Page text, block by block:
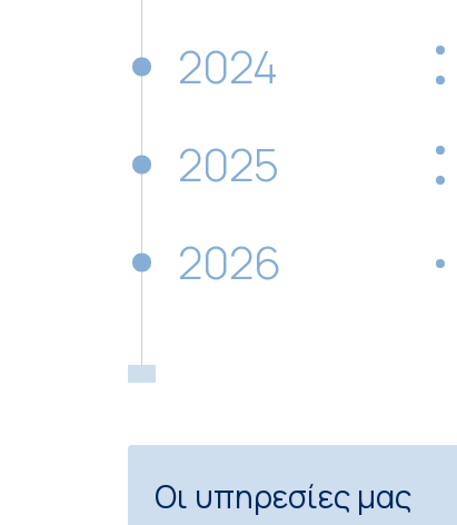
2024
2025
2026
Οι υπηρεσίες μας